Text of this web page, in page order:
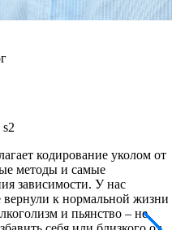
кодирование уколом от
методы и самые
зависимости. У нас
к нормальной жизни
и пьянство – не